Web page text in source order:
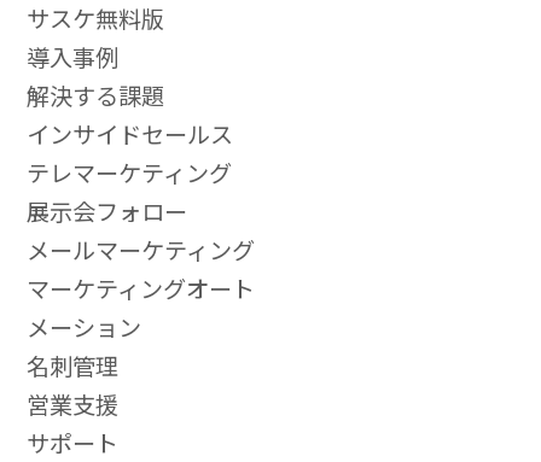
サスケ無料版
導入事例
解決する課題
インサイドセールス
テレマーケティング
展示会フォロー
メールマーケティング
マーケティングオート
メーション
名刺管理
営業支援
サポート